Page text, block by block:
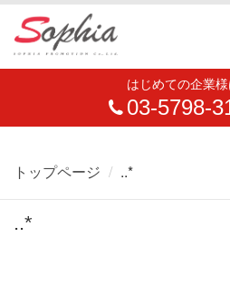
はじめての企業
03-5798-
トップページ ..*
..*